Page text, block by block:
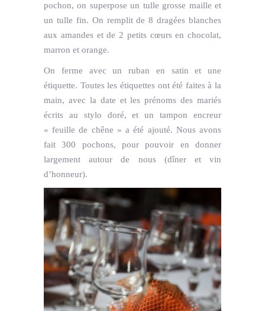
pochon, on superpose un tulle grosse maille et
un tulle fin. On remplit de 8 dragées blanches
aux amandes et de 2 petits cœurs en chocolat,
marron et orange.
On ferme avec un ruban en satin et une
étiquette. Toutes les étiquettes ont été faites à la
main, avec la date et les prénoms des mariés
écrits au stylo doré, et un tampon encreur
« feuille de chêne » a été ajouté. Nous avons
fait 300 pochons, pour pouvoir en donner
largement autour de nous (dîner et vin
d’honneur).